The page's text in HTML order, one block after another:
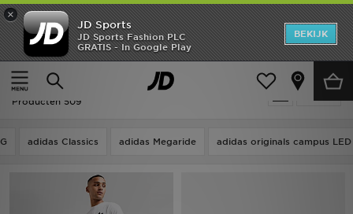
×
JD Sports
JD Sports Fashion PLC
GRATIS - In Google Play
BEKIJK
Thuis
Adidas Essentials
Adidas Essentials
Producten 509
adidas Classics adidas Megaride adidas originals campus LED
New In
Heren
Dames